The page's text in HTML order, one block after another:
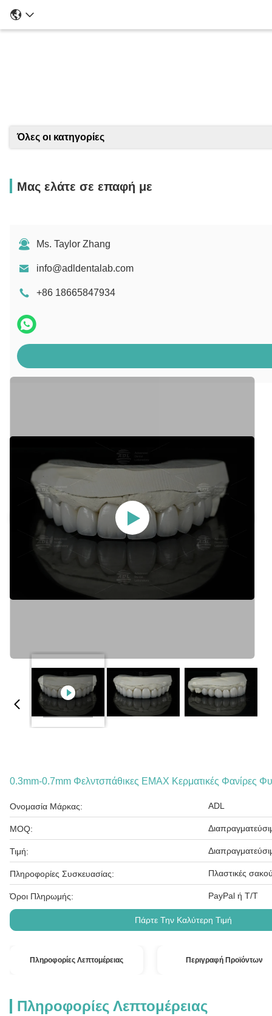
Όλες οι κατηγορίες
Μας ελάτε σε επαφή με
Ms. Taylor Zhang
info@adldentalab.com
+86 18665847934
0.3mm-0.7mm Φελντσπάθικες ΕΜΑΧ Κερματικές Φανίρες
Ονομασία Μάρκας: ADL
MOQ:
Τιμή:
Πληροφορίες Συσκευασίας: Πλαστικές
Όροι Πληρωμής: PayPal ή T/T
Πάρτε Την Καλύτερη Τιμή
Πληροφορίες Λεπτομέρειας Περιγραφή Προϊόντων
Πληροφορίες Λεπτομέρειας